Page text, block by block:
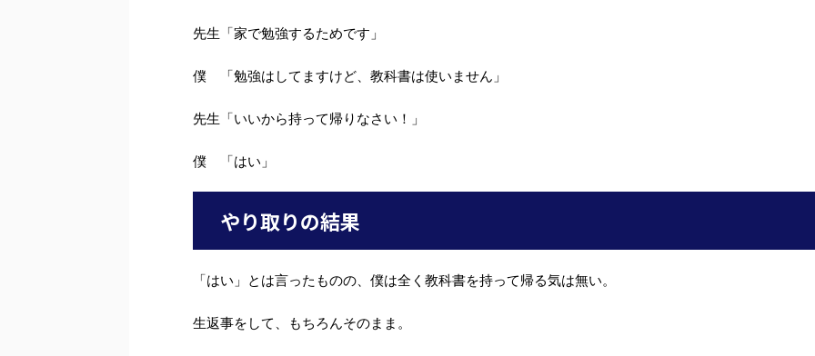
先生「家で勉強するためです」
僕 「勉強はしてますけど、教科書は使いません」
先生「いいから持って帰りなさい！」
僕 「はい」
やり取りの結果
「はい」とは言ったものの、僕は全く教科書を持って帰る気は無い。
生返事をして、もちろんそのまま。